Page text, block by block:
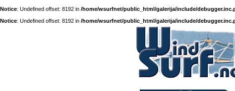
Notice: Undefined offset: 8192 in /home/wsurfnet/public_html/galerija/include/
Notice: Undefined offset: 8192 in /home/wsurfnet/public_html/galerija/include/